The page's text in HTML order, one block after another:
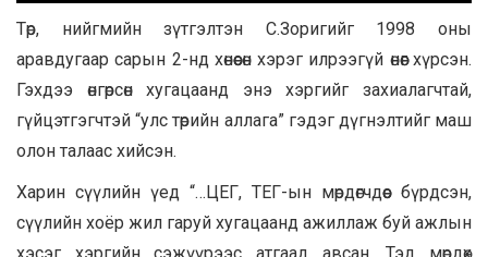
Төр, нийгмийн зүтгэлтэн С.Зоригийг 1998 оны
аравдугаар сарын 2-нд хөнөөсөн хэрэг илрээгүй өнөөг хүрсэн.
Гэхдээ өнгөрсөн хугацаанд энэ хэргийг захиалагчтай,
гүйцэтгэгчтэй “улс төрийн аллага” гэдэг дүгнэлтийг маш
олон талаас хийсэн.
Харин сүүлийн үед “…ЦЕГ, ТЕГ-ын мөрдөгчдөөс бүрдсэн,
сүүлийн хоёр жил гаруй хугацаанд ажиллаж буй ажлын
хэсэг хэргийн сэжүүрээс атгаад авсан. Тэд мөрдөх